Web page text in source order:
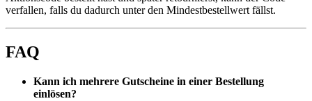
verfallen, falls du dadurch unter den Mindestbestellwert fällst.
FAQ
Kann ich mehrere Gutscheine in einer Bestellung
einlösen?